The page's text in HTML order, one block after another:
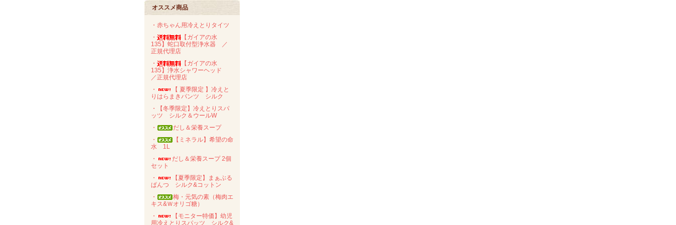
オススメ商品
・赤ちゃん用冷えとりタイツ
・
【ガイアの水
135】蛇口取付型浄水器 ／
正規代理店
・
【ガイアの水
135】浄水シャワーヘッド
／正規代理店
・
【 夏季限定 】冷えと
りはらまきパンツ シルク
・【冬季限定】冷えとりスパ
ッツ シルク＆ウールW
・
だし＆栄養スープ
・
【ミネラル】希望の命
水 1L
・
だし＆栄養スープ 2個
セット
・
【夏季限定】まぁぶる
ぱんつ シルク&コットン
・
梅・元気の素（梅肉エ
キス&Ｗオリゴ糖）
・
【モニター特価】幼児
用冷えとりスパッツ シルク&